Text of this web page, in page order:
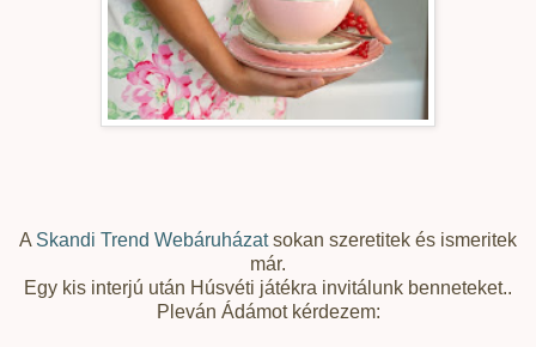
A Skandi Trend Webáruházatsokan szeretitek és ismeritek
már.
Egy kis interjú után Húsvéti játékra invitálunk benneteket..
Pleván Ádámot kérdezem: